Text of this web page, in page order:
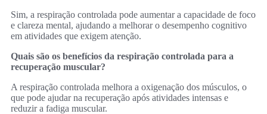
Sim, a respiração controlada pode aumentar a capacidade de foco
e clareza mental, ajudando a melhorar o desempenho cognitivo
em atividades que exigem atenção.
Quais são os benefícios da respiração controlada para a
recuperação muscular?
A respiração controlada melhora a oxigenação dos músculos, o
que pode ajudar na recuperação após atividades intensas e
reduzir a fadiga muscular.